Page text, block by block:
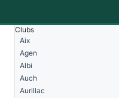
Clubs
Aix
Agen
Albi
Auch
Aurillac